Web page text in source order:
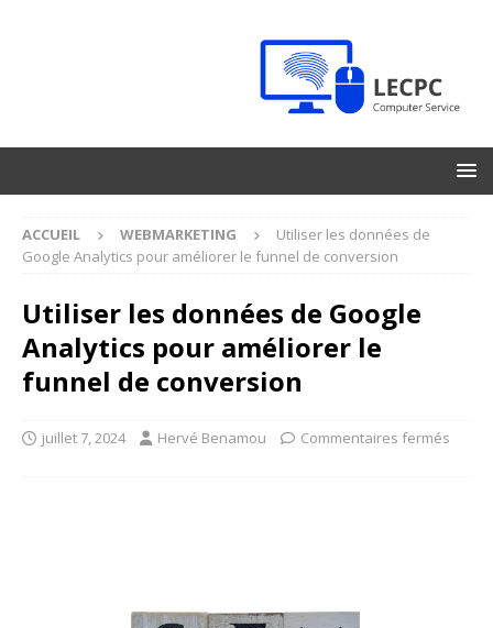
ACCUEIL WEBMARKETING
Utiliser les données de
Google Analytics pour améliorer le funnel de conversion
Utiliser les données de Google
Analytics pour améliorer le
funnel de conversion
juillet 7, 2024 Hervé Benamou Commentaires fermés